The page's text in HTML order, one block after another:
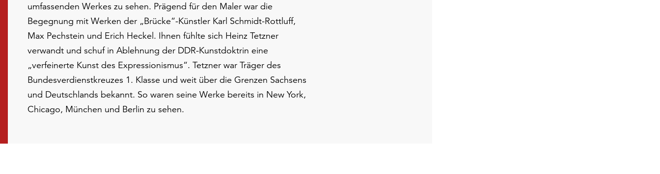
umfassenden Werkes zu sehen. Prägend für den Maler war die
Begegnung mit Werken der „Brücke“-Künstler Karl Schmidt-Rottluff,
Max Pechstein und Erich Heckel. Ihnen fühlte sich Heinz Tetzner
verwandt und schuf in Ablehnung der DDR-Kunstdoktrin eine
„verfeinerte Kunst des Expressionismus“. Tetzner war Träger des
Bundesverdienstkreuzes 1. Klasse und weit über die Grenzen Sachsens
und Deutschlands bekannt. So waren seine Werke bereits in New York,
Chicago, München und Berlin zu sehen.